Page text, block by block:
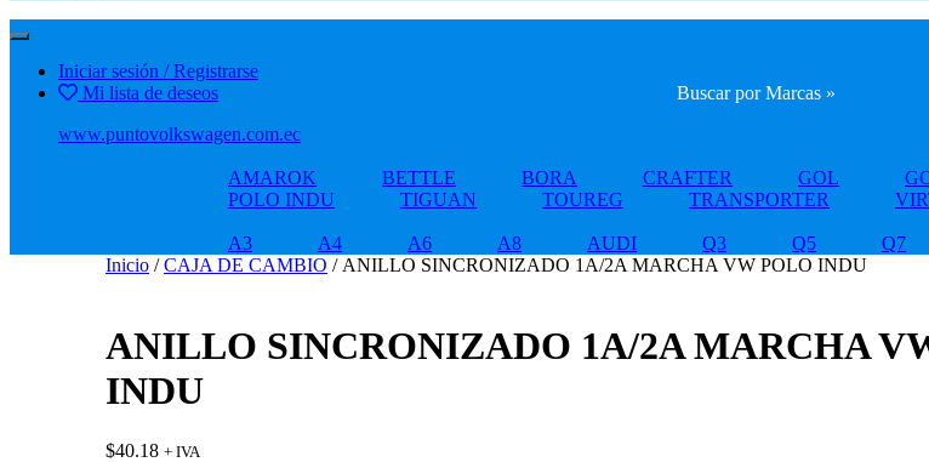
Iniciar sesión / Registrarse
Mi lista de deseos
www.puntovolkswagen.com.ec
Buscar por Marcas »
AMAROK BETTLE BORA CRAFTER GOL
POLO INDU
TIGUAN TOUREG TRANSPORTER
A3 A4 A6 A8 AUDI Q3 Q5 Q7
Inicio /CAJA DE CAMBIO / ANILLO SINCRONIZADO 1A/2A MARCHA VW POLO INDU
ANILLO SINCRONIZADO 1A/2A MARCHA
INDU
$40.18 + IVA